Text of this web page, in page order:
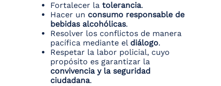
Fortalecer la tolerancia.
Hacer un consumo responsable de
bebidas alcohólicas.
Resolver los conflictos de manera
pacífica mediante el diálogo.
Respetar la labor policial, cuyo
propósito es garantizar la
convivencia y la seguridad
ciudadana.